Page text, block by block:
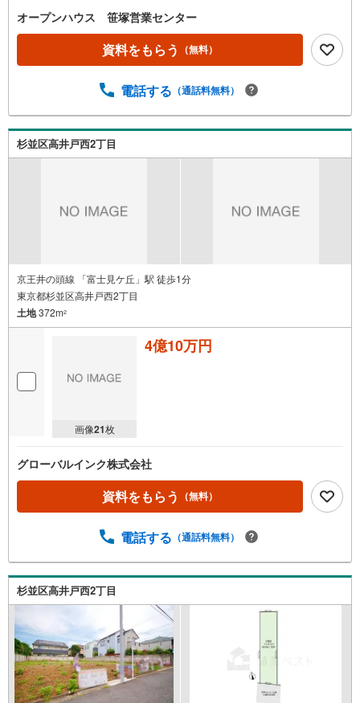
連絡ください！現地を見学される場合は「室内・現地を見
学する（無料）」ボタンよりご希望の日時をご記入いただ
けますとスムーズにご案内が可能です。◎現地のご案内に
ついて・平日や夜遅い時間帯もご案内が可能 ※定休日を除
ます。・車でご自宅や最寄り駅等、ご指定の場所まで送迎
P相談会 無料物件のご紹介だけでなく住宅ローン・資金
のご相談、まずは家探しについて話を聞きたいという方も
大歓迎です！年間8000棟以上の限定物件を発表しているオ
もしくは当社を含めた数社でのみご紹介可能なオープンハ
オープンハウス 笹塚営業センター
資料をもらう （無料）
電話する （通話料無料）
杉並区高井戸西2丁目
京王井の頭線 「富士見ケ丘」駅 徒歩1分
東京都杉並区高井戸西2丁目
土地372m2
画像21枚
4億10万円
グローバルインク株式会社
資料をもらう （無料）
電話する （通話料無料）
杉並区高井戸西2丁目